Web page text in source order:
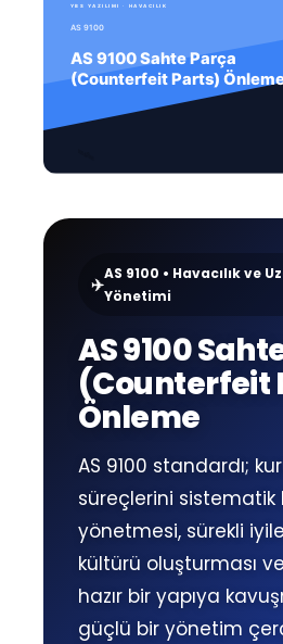
✈️
AS 9100 • Havacılık ve
Yönetimi
AS 9100
(Counterfeit
Önleme
AS 9100 standardı;
süreçlerini
yönetmesi, sürekli
kültürü oluşturması
hazır bir yapıya
güçlü bir yönetim